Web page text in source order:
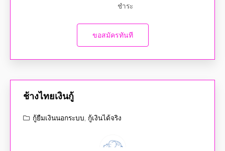
ชำระ
ขอสมัครทันที
ช้างไทยเงินกู้
กู้ยืมเงินนอกระบบ กู้เงินได้จริง